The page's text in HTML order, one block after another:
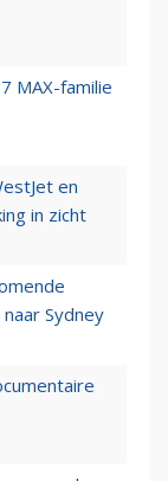
MAX-familie
en
in zicht
Sydney